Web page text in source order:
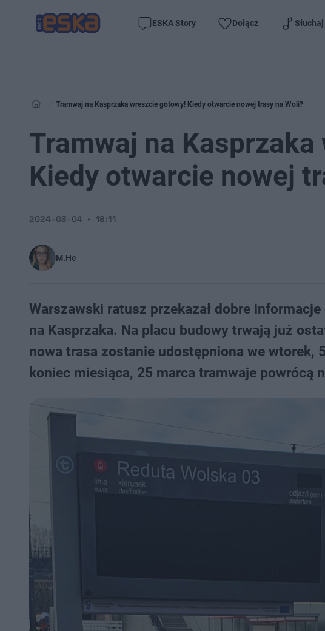
ESKA Story Dołącz Słuchaj
Tramwaj na Kasprzaka wreszcie gotowy! Kiedy otwarcie nowej trasy na Woli?
Tramwaj na
Kiedy otwarcie nowej
M.He
2024-03-04 18:11
Warszawski ratusz przekazał dobre
na Kasprzaka. Na placu budowy trwają już
nowa trasa zostanie udostępniona we wtorek,
koniec miesiąca, 25 marca tramwaje powrócą